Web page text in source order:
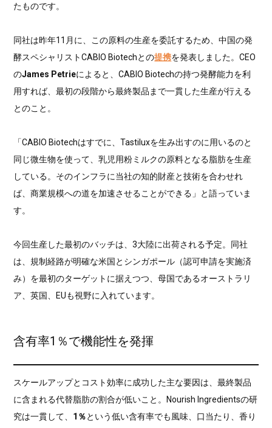
たものです。
同社は昨年11月に、この原料の生産を委託するため、中国の発
酵スペシャリストCABIO Biotechとの提携を発表しました。CEO
のJames Petrieによると、CABIO Biotechの持つ発酵能力を利
用すれば、最初の段階から最終製品まで一貫した生産が行える
とのこと。
「CABIO Biotechはすでに、Tastiluxを生み出すのに用いるのと
同じ微生物を使って、乳児用粉ミルクの原料となる脂肪を生産
している。そのインフラに当社の知的財産と技術を合わせれ
ば、商業規模への道を加速させることができる」と語っていま
す。
今回生産した最初のバッチは、3大陸に出荷される予定。同社
は、規制経路が明確な米国とシンガポール（認可申請を実施済
み）を最初のターゲットに据えつつ、母国であるオーストラリ
ア、英国、EUも視野に入れています。
含有率1％で機能性を発揮
スケールアップとコスト効率に成功した主な要因は、最終製品
に含まれる代替脂肪の割合が低いこと。Nourish Ingredientsの研
究は一貫して、 1％という低い含有率でも風味、口当たり、香り